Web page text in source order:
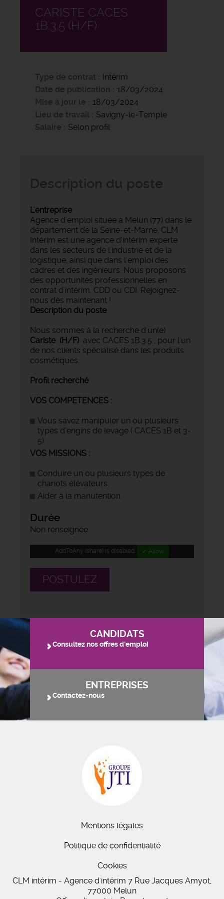
CARISTE CACES
1B.3.5 (H/F)
Type de contrat
Intérim
Date de publication
18/03/2024
Mise à jour le
18/03/2024
Lieu de travail
Savigny-le-Temple
Salaire
Selon profil
L'entreprise
Agence d’emploi située à Melun (77) dans le
département de la Seine-et-Marne, CLM
Intérim est une agence d’intérim experte
dans les secteurs de l'industrie et de la
logistique, ainsi que dans l'emploi des
cadres et des ingénieurs. Nous proposons
des opportunités professionnelles en
contrat d'intérim, CDD ou CDI. Rejoignez-
nous dès maintenant !
Description du poste
Nous sommes à la recherche d'un(e)
Cariste (H/F) avec CACES 1B.3.5 , pour l'un
de nos clients spécialisé dans les produits
cosmétiques.
Profil recherché
VOS COMPETENCES :
Vous savez manipuler un ou plusieurs
types d’engins de levage ( CACES 1B et 3-
5).
VOS MISSIONS :
Conduire un ou plusieurs types de
chariots élévateurs.
Aider à la manutention.
Durée
Non renseignée
AddToAny (share) is disabled. ✓ Allow
POSTULEZ
CANDIDATS
Consultez nos offres d'emploi
ENTREPRISES
Contactez-nous
Mentions légales
Politique de confidentialité
Cookies
CLM intérim - Agence d'intérim 7 Rue Jacques Amyot,
77000 Melun